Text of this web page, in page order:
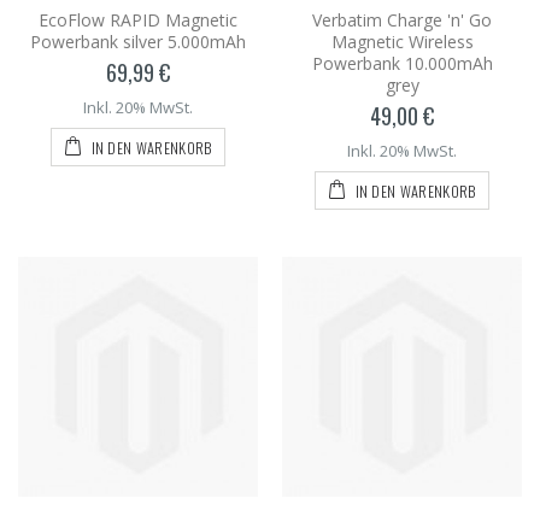
EcoFlow RAPID Magnetic
Powerbank silver 5.000mAh
69,99 €
Inkl. 20% MwSt.
IN DEN WARENKORB
Verbatim Charge 'n' Go
Magnetic Wireless
Powerbank 10.000mAh
grey
49,00 €
Inkl. 20% MwSt.
IN DEN WARENKORB